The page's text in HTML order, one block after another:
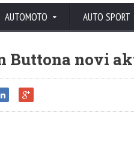
AUTOMOTO AUTO SPORT
Buttona novi